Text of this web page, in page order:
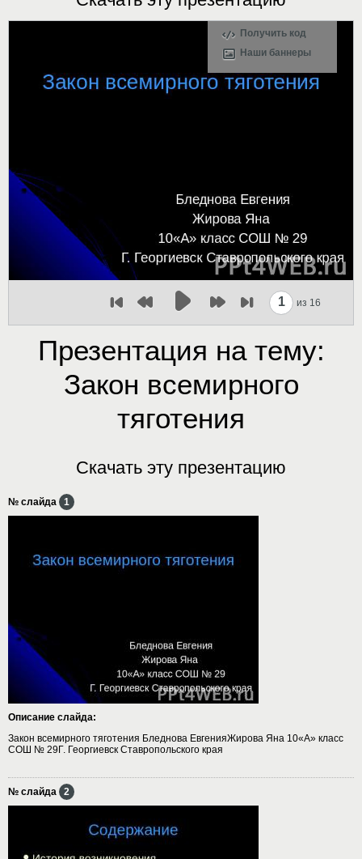
Получить код
Наши баннеры
1 из 16
Презентация на тему:
Закон всемирного
тяготения
Скачать эту презентацию
№ слайда 1
Описание слайда:
Закон всемирного тяготения Бледнова ЕвгенияЖирова Яна 10«А» класс
СОШ № 29Г. Георгиевск Ставропольского края
№ слайда 2